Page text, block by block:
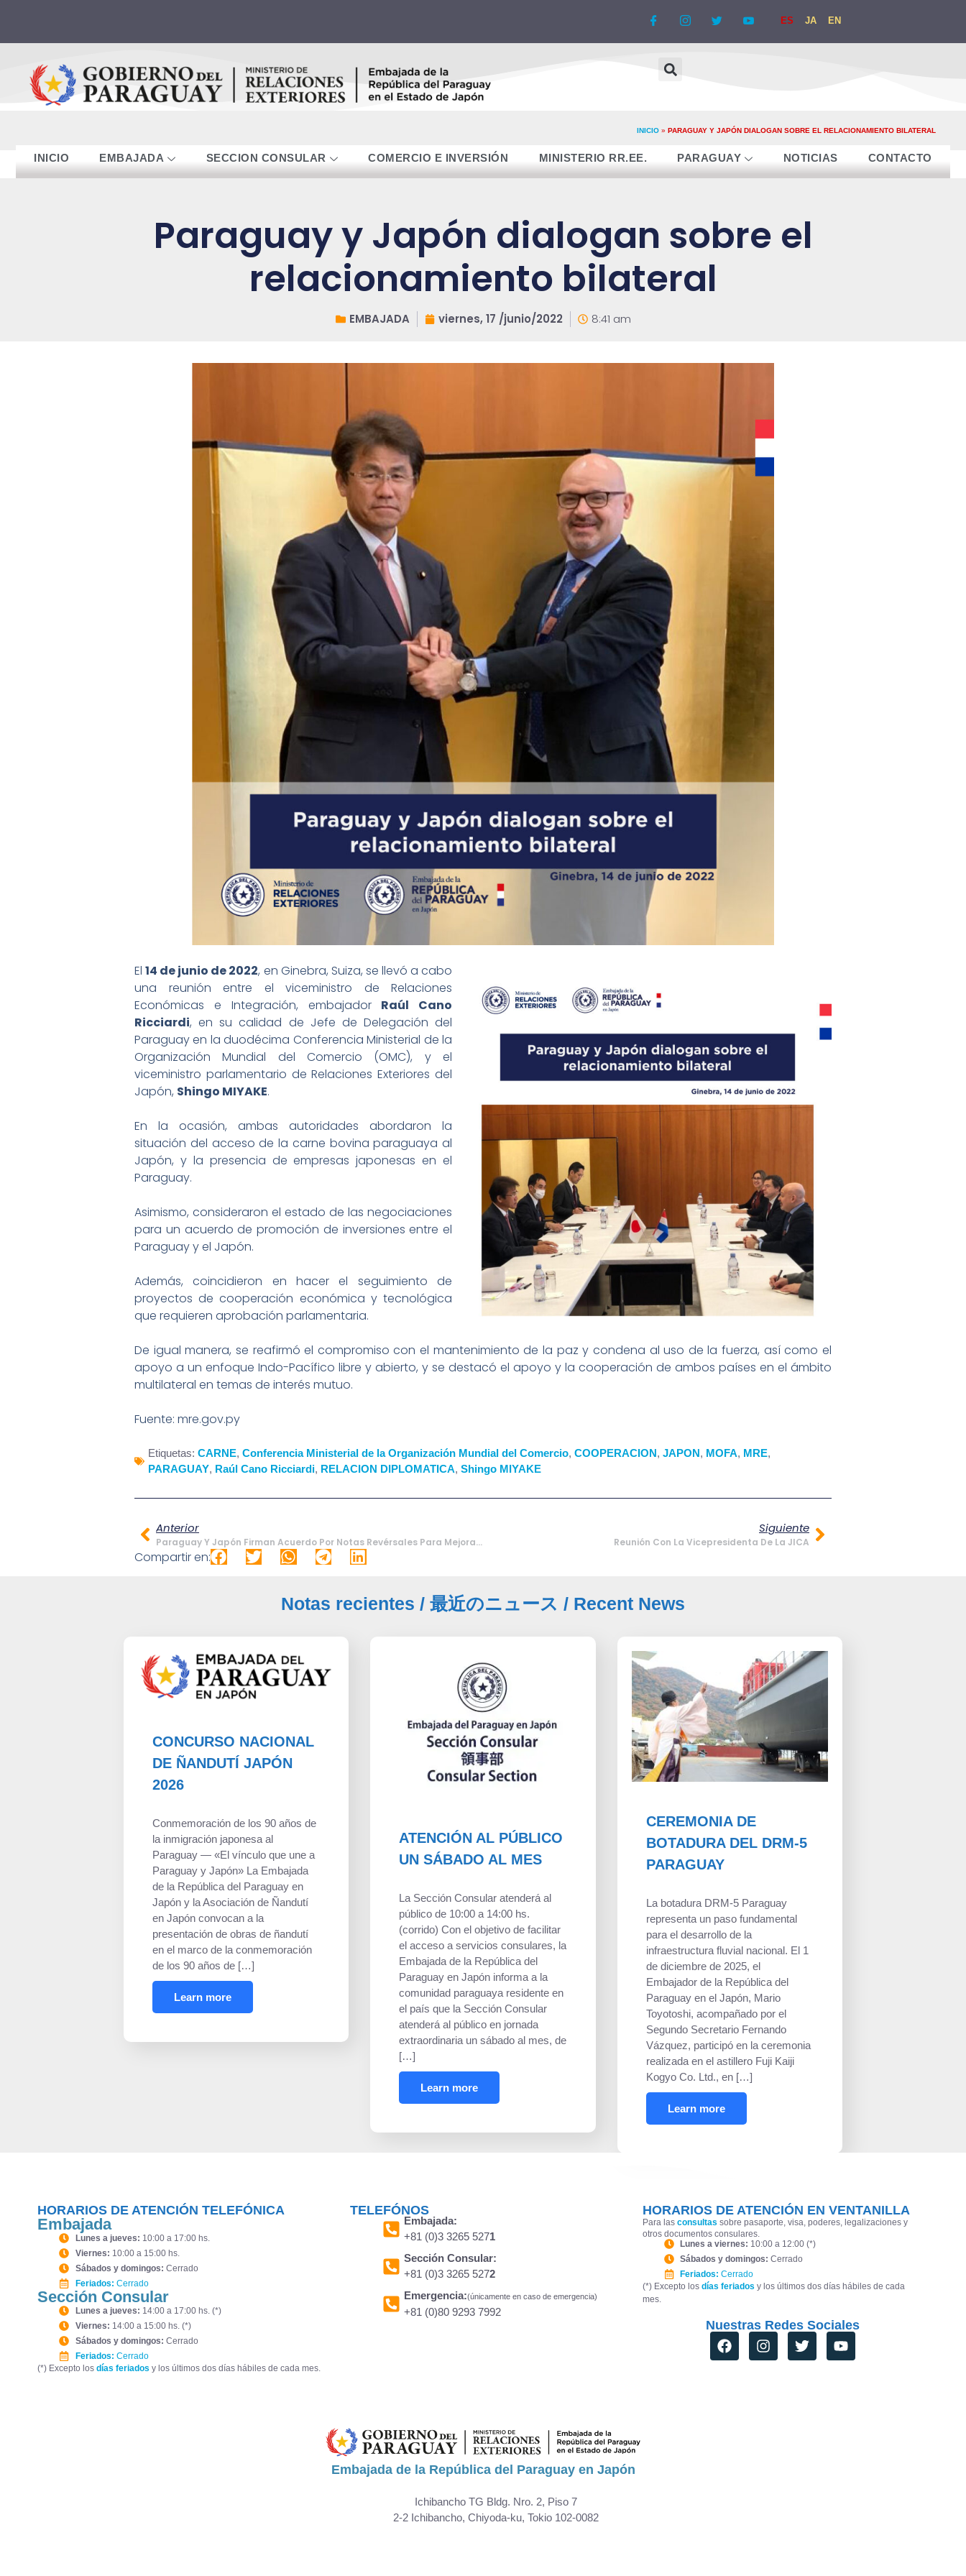
ES JA EN
INICIO » PARAGUAY Y JAPÓN DIALOGAN SOBRE EL RELACIONAMIENTO BILATERAL
INICIO EMBAJADA SECCION CONSULAR COMERCIO E INVERSIÓN MINISTERIO RR.EE. PARAGUAY NOTICIAS CONTACTO
Paraguay y Japón dialogan sobre el
relacionamiento bilateral
EMBAJADA viernes, 17 /junio/2022 8:41 am
El14 de junio de 2022, en Ginebra, Suiza, se llevó a cabo
una reunión entre el viceministro de Relaciones
Económicas e Integración, embajador Raúl Cano
Ricciardi, en su calidad de Jefe de Delegación del
Paraguay en la duodécima Conferencia Ministerial de la
Organización Mundial del Comercio (OMC), y el
viceministro parlamentario de Relaciones Exteriores del
Japón, Shingo MIYAKE.
En la ocasión, ambas autoridades abordaron la
situación del acceso de la carne bovina paraguaya al
Japón, y la presencia de empresas japonesas en el
Paraguay.
Asimismo, consideraron el estado de las negociaciones
para un acuerdo de promoción de inversiones entre el
Paraguay y el Japón.
Además, coincidieron en hacer el seguimiento de
proyectos de cooperación económica y tecnológica
que requieren aprobación parlamentaria.
De igual manera, se reafirmó el compromiso con el mantenimiento de la paz y condena al uso de la fuerza, así como el
apoyo a un enfoque Indo-Pacífico libre y abierto, y se destacó el apoyo y la cooperación de ambos países en el ámbito
multilateral en temas de interés mutuo.
Fuente: mre.gov.py
Etiquetas: CARNE, Conferencia Ministerial de la Organización Mundial del Comercio, COOPERACION, JAPON, MOFA, MRE,
PARAGUAY, Raúl Cano Ricciardi, RELACION DIPLOMATICA, Shingo MIYAKE
Anterior
Paraguay Y Japón Firman Acuerdo Por Notas Revérsales Para Mejoramiento Del Suministro De Agua En Villa Hayes
Siguiente
Reunión Con La Vicepresidenta De La JICA
Compartir en:
Notas recientes / 最近のニュース / Recent News
CONCURSO NACIONAL
DE ÑANDUTÍ JAPÓN
2026
Conmemoración de los 90 años de
la inmigración japonesa al
Paraguay — «El vínculo que une a
Paraguay y Japón» La Embajada
de la República del Paraguay en
Japón y la Asociación de Ñandutí
en Japón convocan a la
presentación de obras de ñandutí
en el marco de la conmemoración
de los 90 años de […]
Learn more
ATENCIÓN AL PÚBLICO
UN SÁBADO AL MES
La Sección Consular atenderá al
público de 10:00 a 14:00 hs.
(corrido) Con el objetivo de facilitar
el acceso a servicios consulares, la
Embajada de la República del
Paraguay en Japón informa a la
comunidad paraguaya residente en
el país que la Sección Consular
atenderá al público en jornada
extraordinaria un sábado al mes, de
[…]
Learn more
CEREMONIA DE
BOTADURA DEL DRM-5
PARAGUAY
La botadura DRM-5 Paraguay
representa un paso fundamental
para el desarrollo de la
infraestructura fluvial nacional. El 1
de diciembre de 2025, el
Embajador de la República del
Paraguay en el Japón, Mario
Toyotoshi, acompañado por el
Segundo Secretario Fernando
Vázquez, participó en la ceremonia
realizada en el astillero Fuji Kaiji
Kogyo Co. Ltd., en […]
Learn more
HORARIOS DE ATENCIÓN TELEFÓNICA
Embajada
Lunes a jueves: 10:00 a 17:00 hs.
Viernes: 10:00 a 15:00 hs.
Sábados y domingos: Cerrado
Feriados: Cerrado
Sección Consular
Lunes a jueves: 14:00 a 17:00 hs. (*)
Viernes: 14:00 a 15:00 hs. (*)
Sábados y domingos: Cerrado
Feriados: Cerrado
(*) Excepto los días feriados y los últimos dos días hábiles de cada mes.
TELEFÓNOS
Embajada:
+81 (0)3 3265 5271
Sección Consular:
+81 (0)3 3265 5272
Emergencia:(únicamente en caso de emergencia)
+81 (0)80 9293 7992
HORARIOS DE ATENCIÓN EN VENTANILLA
Para las consultas sobre pasaporte, visa, poderes, legalizaciones y
otros documentos consulares.
Lunes a viernes: 10:00 a 12:00 (*)
Sábados y domingos: Cerrado
Feriados: Cerrado
(*) Excepto los días feriados y los últimos dos días hábiles de cada
mes.
Nuestras Redes Sociales
Embajada de la República del Paraguay en Japón
Ichibancho TG Bldg. Nro. 2, Piso 7
2-2 Ichibancho, Chiyoda-ku, Tokio 102-0082